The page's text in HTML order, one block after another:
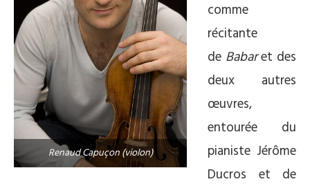
Renaud Capuçon (violon)
comme
récitante
de Babaret des
deux autres
œuvres,
entourée du
pianiste Jérôme
Ducros et de